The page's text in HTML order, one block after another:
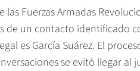
las Fuerzas Armadas
de un contacto identificado
es García Suárez. El
se evitó llegar